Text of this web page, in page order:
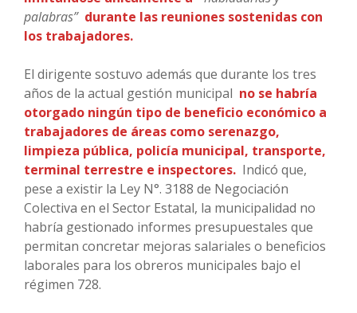
palabras” durante las reuniones sostenidas con
los trabajadores.
El dirigente sostuvo además que durante los tres
años de la actual gestión municipal no se habría
otorgado ningún tipo de beneficio económico a
trabajadores de áreas como serenazgo,
limpieza pública, policía municipal, transporte,
terminal terrestre e inspectores. Indicó que,
pese a existir la Ley N°. 3188 de Negociación
Colectiva en el Sector Estatal, la municipalidad no
habría gestionado informes presupuestales que
permitan concretar mejoras salariales o beneficios
laborales para los obreros municipales bajo el
régimen 728.